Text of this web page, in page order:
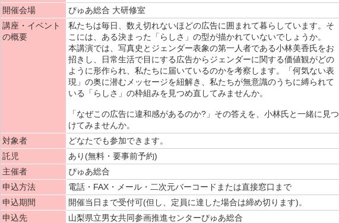
開催会場
ぴゅあ総合 大研修室
講座・イベント
の概要
私たちは毎日、数え切れないほどの広告に囲まれて暮らしています。そ
こには、ある決まった「らしさ」の型が描かれていないでしょうか。
本講演では、写真史とジェンダー表象の第一人者である小林美香氏をお
招きし、日常生活で目にする広告からジェンダーに関する価値観がどの
ように形作られ、私たちに届いているのかを考察します。「何気ない表
現」の奥に潜むメッセージを紐解き、私たちが無意識のうちに縛られて
いる「らしさ」の枠組みを見つめ直してみませんか。
「なぜこの広告に違和感があるのか?」その答えを、小林氏と一緒に見つ
けてみませんか。
対象者
どなたでも参加できます。
託児
あり(無料・要事前予約)
主催者
ぴゅあ総合
申込方法
電話・FAX・メール・二次元バーコードまたは直接窓口まで
申込期間
開催当日まで受付可(但し、定員に達した場合は締め切ります)。
申込先
山梨県立男女共同参画推進センターぴゅあ総合